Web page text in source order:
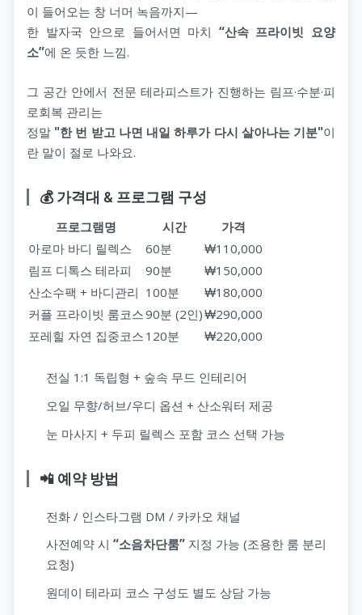
이 들어오는 창 너머 녹음까지—
한 발자국 안으로 들어서면 마치 “산속 프라이빗 요양
소”에 온 듯한 느낌.
그 공간 안에서 전문 테라피스트가 진행하는 림프·수분·피
로회복 관리는
정말 "한 번 받고 나면 내일 하루가 다시 살아나는 기분"이
란 말이 절로 나와요.
💰 가격대 & 프로그램 구성
프로그램명 시간
가격
아로마 바디 릴렉스
60분
₩110,000
림프 디톡스 테라피
90분
₩150,000
산소수팩 + 바디관리 100분
₩180,000
커플 프라이빗 룸코스90분 (2인)₩290,000
포레힐 자연 집중코스 120분 ₩220,000
전실 1:1 독립형 + 숲속 무드 인테리어
오일 무향/허브/우디 옵션 + 산소워터 제공
눈 마사지 + 두피 릴렉스 포함 코스 선택 가능
📲 예약 방법
전화 / 인스타그램 DM / 카카오 채널
사전예약 시 “소음차단룸” 지정 가능 (조용한 룸 분리
요청)
원데이 테라피 코스 구성도 별도 상담 가능